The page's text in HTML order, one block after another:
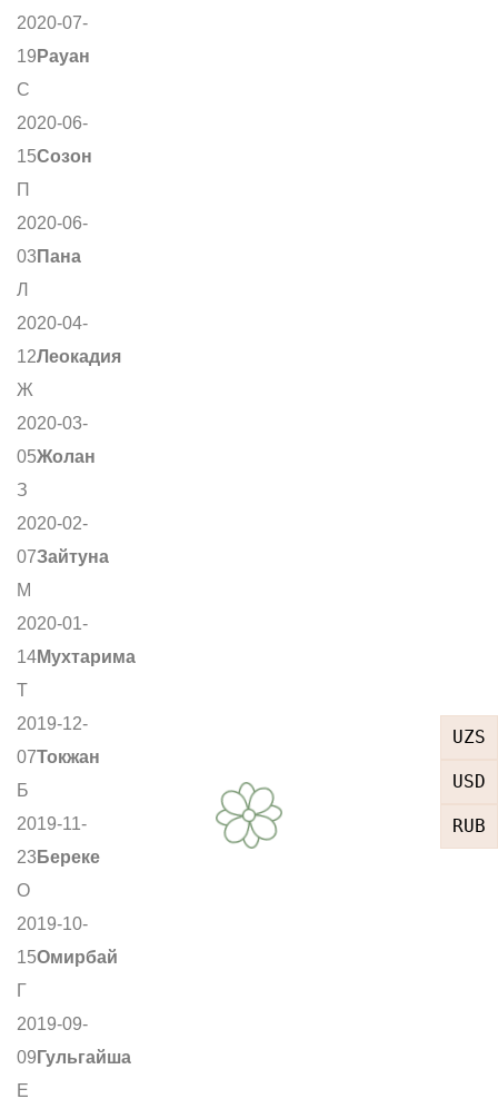
UZS
USD
RUB
2020-07-
19 Рауан
С
2020-06-
15Созон
П
2020-06-
03 Пана
Л
2020-04-
12Леокадия
Ж
2020-03-
05Жолан
З
2020-02-
07Зайтуна
М
2020-01-
14Мухтарима
Т
2019-12-
07Токжан
Б
2019-11-
23 Береке
О
2019-10-
15Омирбай
Г
2019-09-
09 Гульгайша
Е